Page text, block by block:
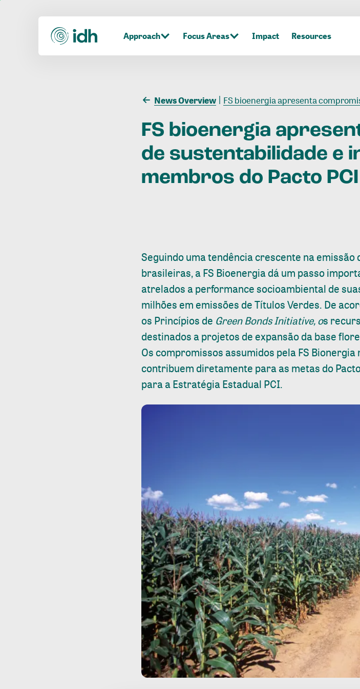
Approach Focus Areas Impact Resources
News Overview FS bioenergia apresenta compromissos de sustentabilidade e
FS bioenergia
de sustentabilidade e
membros do Pacto PCI
Seguindo uma tendência crescente na
brasileiras, a FS Bioenergia dá um passo
atrelados a performance socioambiental de
milhões em emissões de Títulos Verdes. De
os Princípios de Green Bonds Initiative, os
destinados a projetos de expansão da base
Os compromissos assumidos pela FS
contribuem diretamente para as metas do
para a Estratégia Estadual PCI.